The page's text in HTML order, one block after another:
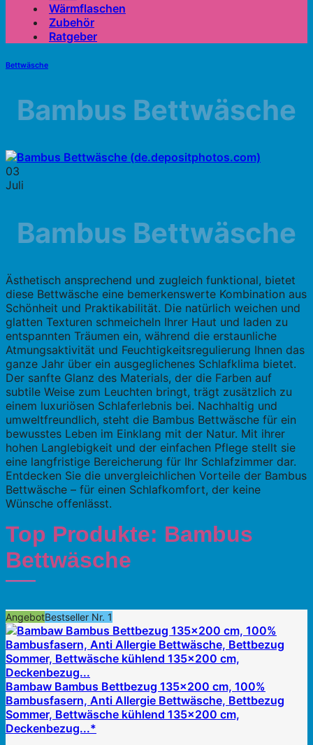
Wärmflaschen
Zubehör
Ratgeber
Bettwäsche
Bambus Bettwäsche
03
Juli
Bambus Bettwäsche
Ästhetisch ansprechend und zugleich funktional, bietet
diese Bettwäsche eine bemerkenswerte Kombination aus
Schönheit und Praktikabilität. Die natürlich weichen und
glatten Texturen schmeicheln Ihrer Haut und laden zu
entspannten Träumen ein, während die erstaunliche
Atmungsaktivität und Feuchtigkeitsregulierung Ihnen das
ganze Jahr über ein ausgeglichenes Schlafklima bietet.
Der sanfte Glanz des Materials, der die Farben auf
subtile Weise zum Leuchten bringt, trägt zusätzlich zu
einem luxuriösen Schlaferlebnis bei. Nachhaltig und
umweltfreundlich, steht die Bambus Bettwäsche für ein
bewusstes Leben im Einklang mit der Natur. Mit ihrer
hohen Langlebigkeit und der einfachen Pflege stellt sie
eine langfristige Bereicherung für Ihr Schlafzimmer dar.
Entdecken Sie die unvergleichlichen Vorteile der Bambus
Bettwäsche – für einen Schlafkomfort, der keine
Wünsche offenlässt.
Top Produkte: Bambus
Bettwäsche
AngebotBestseller Nr. 1
Bambaw Bambus Bettbezug 135x200 cm, 100%
Bambusfasern, Anti Allergie Bettwäsche, Bettbezug
Sommer, Bettwäsche kühlend 135x200 cm,
Deckenbezug...*